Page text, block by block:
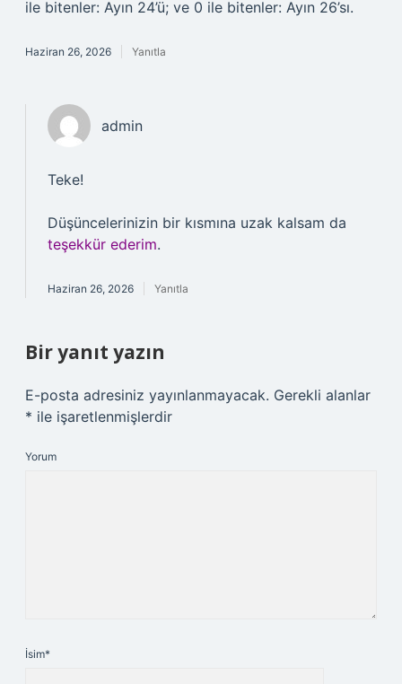
ile bitenler: Ayın 24’ü; ve 0 ile bitenler: Ayın 26’sı.
Haziran 26, 2026 Yanıtla
admin
Teke!
Düşüncelerinizin bir kısmına uzak kalsam da
teşekkür ederim.
Haziran 26, 2026 Yanıtla
Bir yanıt yazın
E-posta adresiniz yayınlanmayacak. Gerekli alanlar
* ile işaretlenmişlerdir
Yorum
İsim*